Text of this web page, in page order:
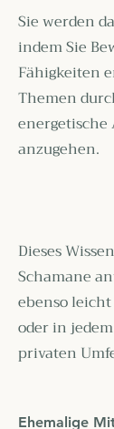
Sie werden
indem Sie
Fähigkeiten
Themen
energetische
anzugehen.
Dieses
Schamane
ebenso
oder in
privaten
Ehemalige